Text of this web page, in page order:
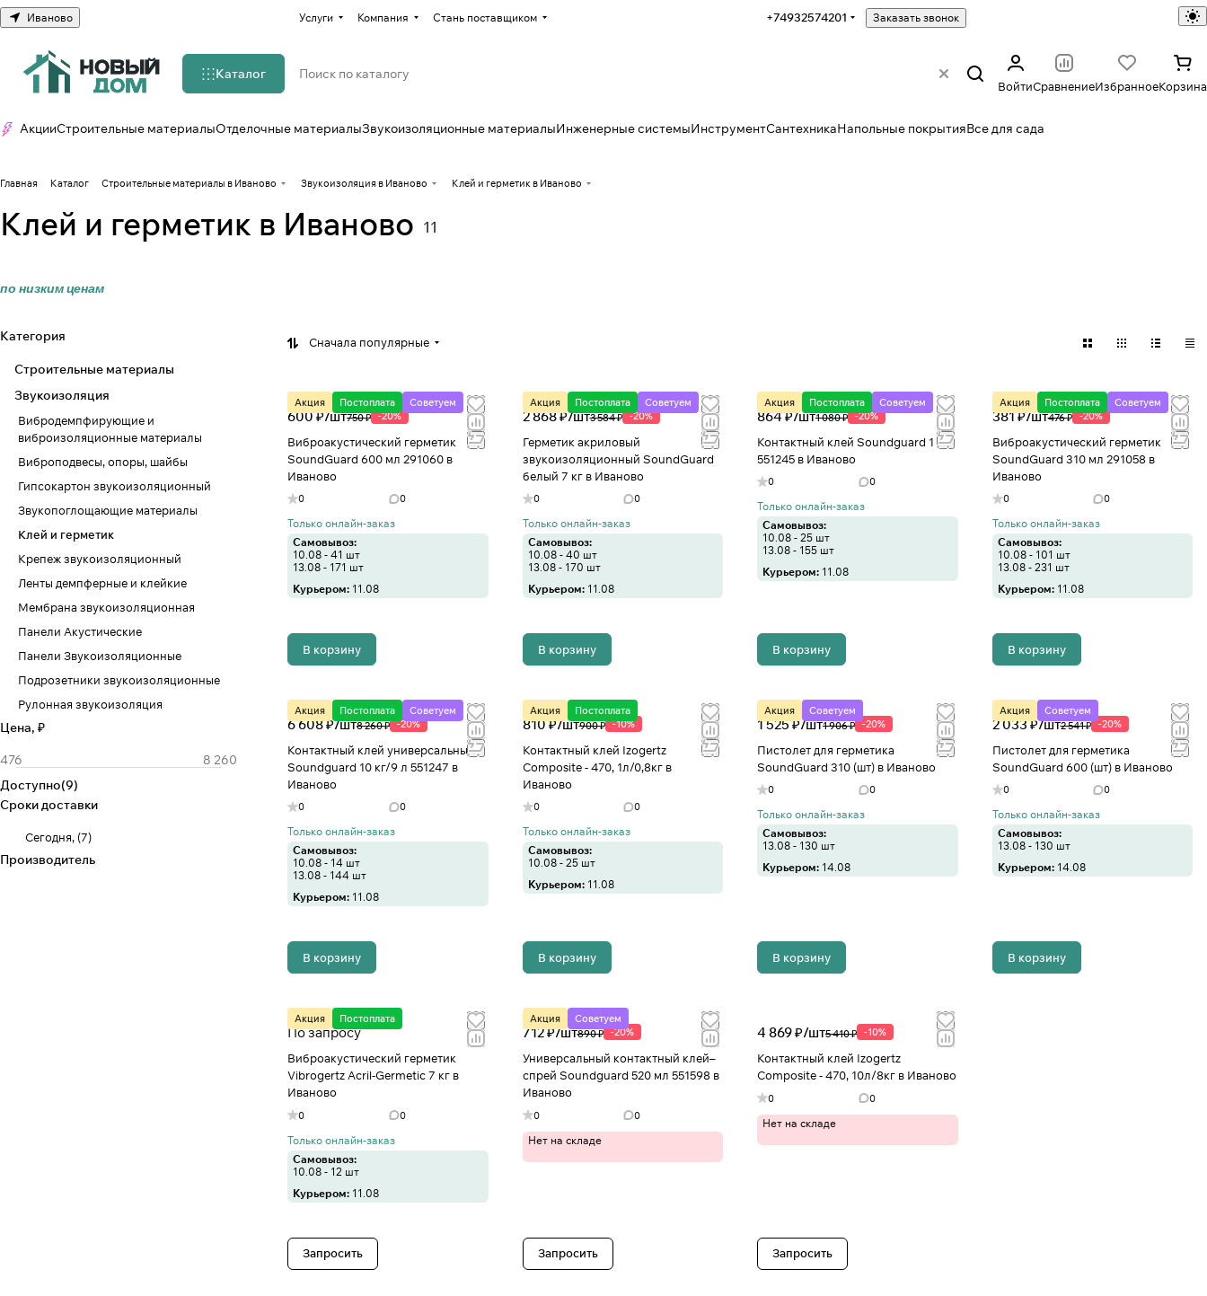
Иваново Услуги Компания Стань поставщиком +74932574201 Заказать звонок
Каталог
ВойтиСравнениеИзбранноеКорзина
АкцииСтроительные материалыОтделочные материалыЗвукоизоляционные материалыИнженерные системыИнструментСантехникаНапольные покрытияВсе для сада
Главная Каталог Строительные материалы в Иваново Звукоизоляция в Иваново Клей и герметик в Иваново
Клей и герметик в Иваново 11
по низким ценам
Сначала популярные
Акция Постоплата Советуем
600 ₽/шт750 ₽ -20%
Виброакустический герметик
SoundGuard 600 мл 291060 в
Иваново
0 0
Только онлайн-заказ
Самовывоз:
10.08 - 41 шт
13.08 - 171 шт
Курьером: 11.08
В корзину
Акция Постоплата Советуем
2 868 ₽/шт3 584 ₽ -20%
Герметик акриловый
звукоизоляционный SoundGuard
белый 7 кг в Иваново
0 0
Только онлайн-заказ
Самовывоз:
10.08 - 40 шт
13.08 - 170 шт
Курьером:11.08
В корзину
Акция Постоплата Советуем
864 ₽/шт1 080 ₽ -20%
Контактный клей Soundguard 1 кг
551245 в Иваново
0 0
Только онлайн-заказ
Самовывоз:
10.08 - 25 шт
13.08 - 155 шт
Курьером: 11.08
В корзину
Акция Постоплата Советуем
381 ₽/шт476 ₽ -20%
Виброакустический герметик
SoundGuard 310 мл 291058 в
Иваново
0 0
Только онлайн-заказ
Самовывоз:
10.08 - 101 шт
13.08 - 231 шт
Курьером:11.08
В корзину
Акция Постоплата Советуем
6 608 ₽/шт8 260 ₽ -20%
Контактный клей универсальный
Soundguard 10 кг/9 л 551247 в
Иваново
0 0
Только онлайн-заказ
Самовывоз:
10.08 - 14 шт
13.08 - 144 шт
Курьером: 11.08
В корзину
Акция Постоплата
810 ₽/шт900 ₽ -10%
Контактный клей Izogertz
Composite - 470, 1л/0,8кг в
Иваново
0 0
Только онлайн-заказ
Самовывоз:
10.08 - 25 шт
Курьером:11.08
В корзину
Акция Советуем
1 525 ₽/шт1 906 ₽ -20%
Пистолет для герметика
SoundGuard 310 (шт) в Иваново
0 0
Только онлайн-заказ
Самовывоз:
13.08 - 130 шт
Курьером: 14.08
В корзину
Акция Советуем
2 033 ₽/шт2 541 ₽ -20%
Пистолет для герметика
SoundGuard 600 (шт) в Иваново
0 0
Только онлайн-заказ
Самовывоз:
13.08 - 130 шт
Курьером:14.08
В корзину
Акция Постоплата
По запросу
Виброакустический герметик
Vibrogertz Acril-Germetic 7 кг в
Иваново
0 0
Только онлайн-заказ
Самовывоз:
10.08 - 12 шт
Курьером: 11.08
Запросить
Акция Советуем
712 ₽/шт890 ₽ -20%
Универсальный контактный клей–
спрей Soundguard 520 мл 551598 в
Иваново
0 0
Нет на складе
Запросить
4 869 ₽/шт5 410 ₽ -10%
Контактный клей Izogertz
Composite - 470, 10л/8кг в Иваново
0 0
Нет на складе
Запросить
Категория
Строительные материалы
Звукоизоляция
Вибродемпфирующие и
виброизоляционные материалы
Виброподвесы, опоры, шайбы
Гипсокартон звукоизоляционный
Звукопоглощающие материалы
Клей и герметик
Крепеж звукоизоляционный
Ленты демпферные и клейкие
Мембрана звукоизоляционная
Панели Акустические
Панели Звукоизоляционные
Подрозетники звукоизоляционные
Рулонная звукоизоляция
Цена, ₽
Доступно(9)
Сроки доставки
Сегодня, (7)
Производитель